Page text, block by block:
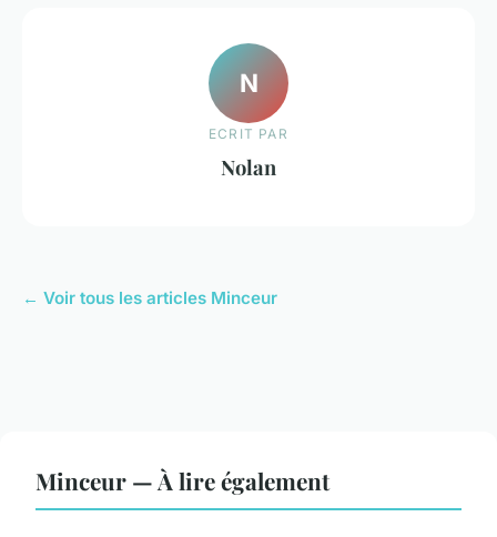
N
ECRIT PAR
Nolan
← Voir tous les articles Minceur
Minceur — À lire également